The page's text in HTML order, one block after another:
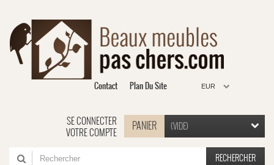
EUR
Contact Plan Du Site
PANIER (VIDE)
SE CONNECTER
VOTRE COMPTE
RECHERCHER